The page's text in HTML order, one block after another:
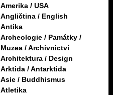
Amerika / USA
Angličtina / English
Antika
Archeologie / Památky /
Muzea / Archivnictví
Architektura / Design
Arktida / Antarktida
Asie / Buddhismus
Atletika